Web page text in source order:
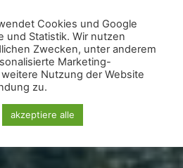
UNNA - VEREIN
Cookies und Google
und Statistik. Wir nutzen
Zwecken, unter anderem
Marketing-
Nutzung der Website
zu.
akzeptiere alle